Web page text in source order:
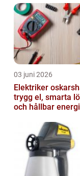
03 juni 2026
Elektriker
trygg el, smarta
och hållbar energi